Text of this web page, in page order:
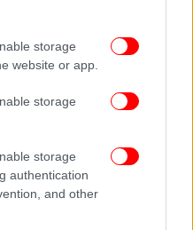
storage
website or app.
storage
storage
authentication
and other
από την Ελλάδα και τον Κόσμο,